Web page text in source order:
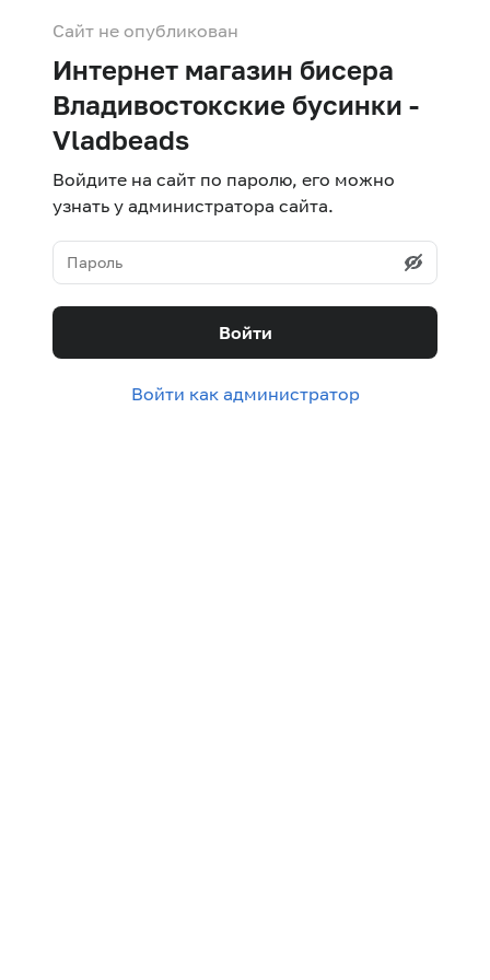
Сайт не опубликован
Интернет магазин бисера
Владивостокские бусинки -
Vladbeads
Войдите на сайт по паролю, его можно
узнать у администратора сайта.
Войти
Войти как администратор